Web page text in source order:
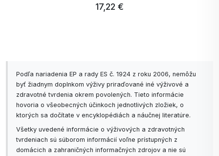
17,22 €
Podľa nariadenia EP a rady ES č. 1924 z roku 2006, nemôžu
byť žiadnym doplnkom výživy priraďované iné výživové a
zdravotné tvrdenia okrem povolených. Tieto informácie
hovoria o všeobecných účinkoch jednotlivých zložiek, o
ktorých sa dočítate v encyklopédiách a náučnej literatúre.
Všetky uvedené informácie o výživových a zdravotných
tvrdeniach sú súborom informácií voľne prístupných z
domácich a zahraničných informačných zdrojov a nie sú